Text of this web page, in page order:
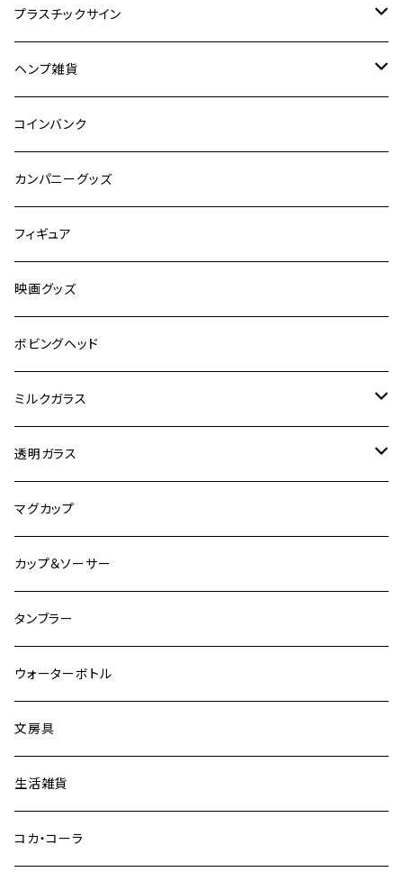
ドリンク
食品
自動車
嗜好品
スポーツ
有名人
キャラクター
オートバイ
観光
ビンテージ加工
その他
プラスチックサイン
映画
キャラクター
ヘンプ雑貨
麻紐
コインバンク
カンパニーグッズ
フィギュア
映画グッズ
ボビングヘッド
ミルクガラス
ヘーゼルアトラス
ファイヤーキング
グラスベイク
透明ガラス
アンカーホッキング
グラスベイク
マグカップ
カップ＆ソーサー
タンブラー
ウォーターボトル
文房具
生活雑貨
コカ・コーラ